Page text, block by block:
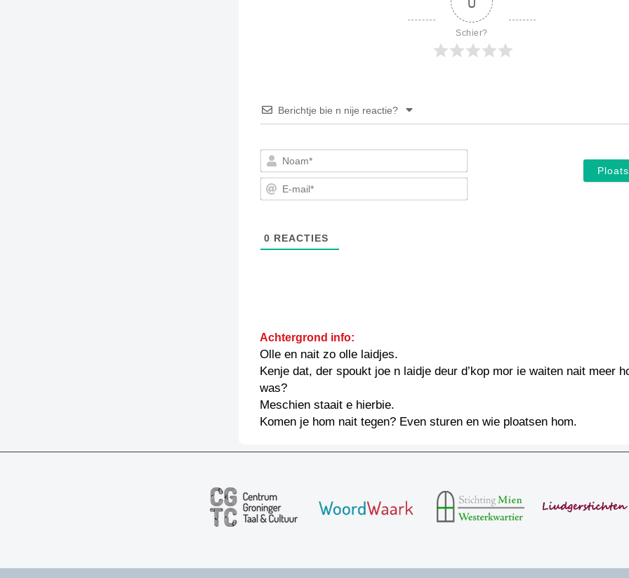
Schier?
Berichtje bie n nije reactie?
Noam*
E-
0 REACTIES
Achtergrond info:
Olle en nait zo olle laidjes.
Kenje dat, der spoukt joe n laidje deur d’kop mor ie waiten nait meer
was?
Meschien staait e hierbie.
Komen je hom nait tegen? Even sturen en wie ploatsen hom.